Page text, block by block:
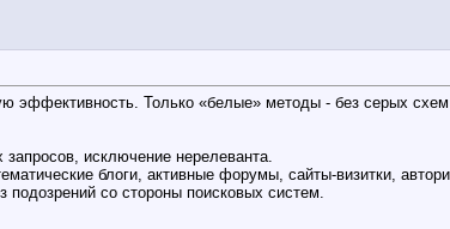
эффективность. Только «белые» методы - без серых
исключение нерелеванта.
блоги, активные форумы, сайты-визитки,
со стороны поисковых систем.